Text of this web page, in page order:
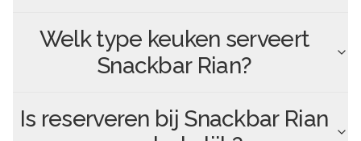
Welk type keuken serveert
Snackbar Rian?
Is reserveren bij Snackbar Rian